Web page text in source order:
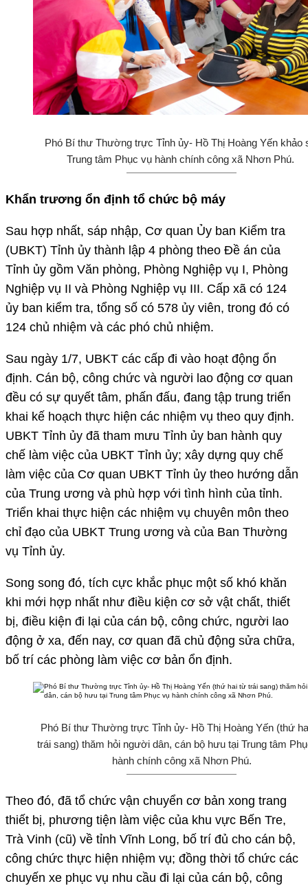
Phó Bí thư Thường trực Tỉnh ủy- Hồ Thị Hoàng Yến khảo
Trung tâm Phục vụ hành chính công xã Nhơn Phú.
Khẩn trương ổn định tổ chức bộ máy
Sau hợp nhất, sáp nhập, Cơ quan Ủy ban Kiểm tra
(UBKT) Tỉnh ủy thành lập 4 phòng theo Đề án của
Tỉnh ủy gồm Văn phòng, Phòng Nghiệp vụ I, Phòng
Nghiệp vụ II và Phòng Nghiệp vụ III. Cấp xã có 124
ủy ban kiểm tra, tổng số có 578 ủy viên, trong đó có
124 chủ nhiệm và các phó chủ nhiệm.
Sau ngày 1/7, UBKT các cấp đi vào hoạt động ổn
định. Cán bộ, công chức và người lao động cơ quan
đều có sự quyết tâm, phấn đấu, đang tập trung triển
khai kế hoạch thực hiện các nhiệm vụ theo quy định.
UBKT Tỉnh ủy đã tham mưu Tỉnh ủy ban hành quy
chế làm việc của UBKT Tỉnh ủy; xây dựng quy chế
làm việc của Cơ quan UBKT Tỉnh ủy theo hướng dẫn
của Trung ương và phù hợp với tình hình của tỉnh.
Triển khai thực hiện các nhiệm vụ chuyên môn theo
chỉ đạo của UBKT Trung ương và của Ban Thường
vụ Tỉnh ủy.
Song song đó, tích cực khắc phục một số khó khăn
khi mới hợp nhất như điều kiện cơ sở vật chất, thiết
bị, điều kiện đi lại của cán bộ, công chức, người lao
động ở xa, đến nay, cơ quan đã chủ động sửa chữa,
bố trí các phòng làm việc cơ bản ổn định.
Phó Bí thư Thường trực Tỉnh ủy- Hồ Thị Hoàng Yến (thứ
trái sang) thăm hỏi người dân, cán bộ hưu tại Trung tâm
hành chính công xã Nhơn Phú.
Theo đó, đã tổ chức vận chuyển cơ bản xong trang
thiết bị, phương tiện làm việc của khu vực Bến Tre,
Trà Vinh (cũ) về tỉnh Vĩnh Long, bố trí đủ cho cán bộ,
công chức thực hiện nhiệm vụ; đồng thời tổ chức các
chuyến xe phục vụ nhu cầu đi lại của cán bộ, công